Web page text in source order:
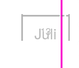
13
Juli